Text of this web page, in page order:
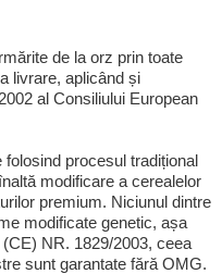
de la orz prin toate
livrare, aplicând și
al Consiliului European
procesul tradițional
modificare a cerealelor
premium. Niciunul dintre
modificate genetic, așa
NR. 1829/2003, ceea
sunt garantate fără OMG.